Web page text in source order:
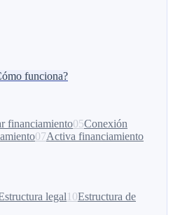
funciona?
financiamiento05Conexión
07Activa financiamiento
legal10Estructura de